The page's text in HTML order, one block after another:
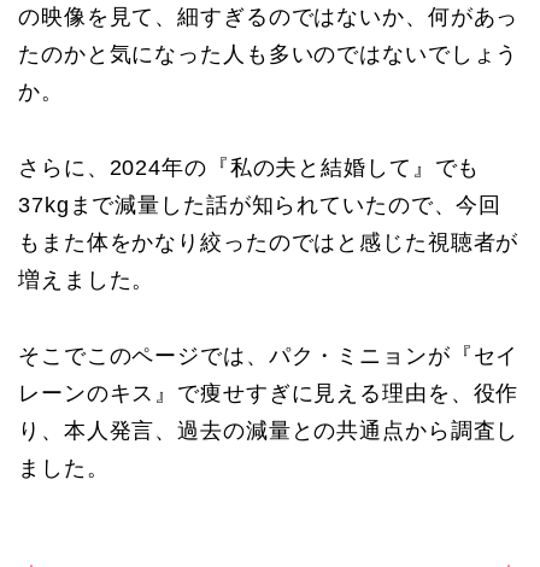
の映像を見て、細すぎるのではないか、何があっ
たのかと気になった人も多いのではないでしょう
か。
さらに、2024年の『私の夫と結婚して』でも
37kgまで減量した話が知られていたので、今回
もまた体をかなり絞ったのではと感じた視聴者が
増えました。
そこでこのページでは、パク・ミニョンが『セイ
レーンのキス』で痩せすぎに見える理由を、役作
り、本人発言、過去の減量との共通点から調査し
ました。